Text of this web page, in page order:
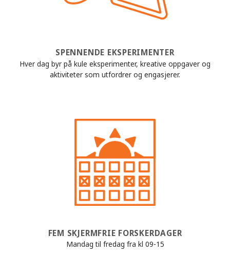
SPENNENDE EKSPERIMENTER
Hver dag byr på kule eksperimenter, kreative oppgaver og
aktiviteter som utfordrer og engasjerer.
FEM SKJERMFRIE FORSKERDAGER
Mandag til fredag fra kl 09-15